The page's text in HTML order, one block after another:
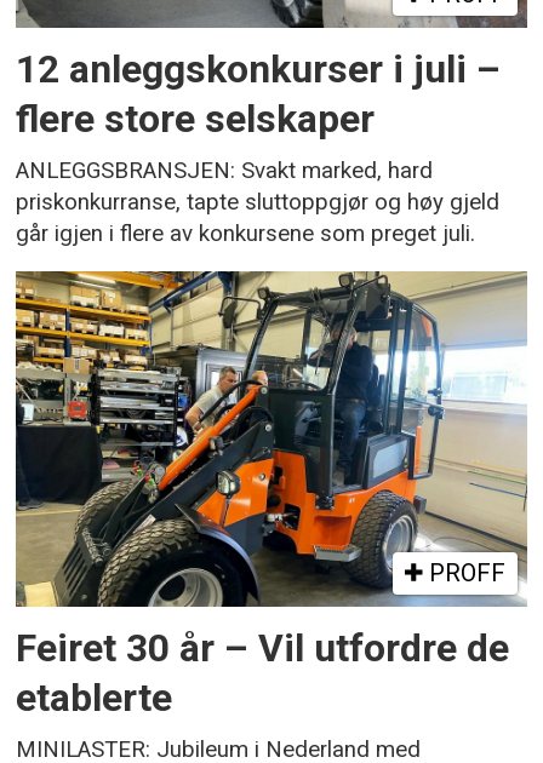
12 anleggskonkurser i juli –
flere store selskaper
ANLEGGSBRANSJEN: Svakt marked, hard
priskonkurranse, tapte sluttoppgjør og høy gjeld
går igjen i flere av konkursene som preget juli.
PROFF
Feiret 30 år – Vil utfordre de
etablerte
MINILASTER: Jubileum i Nederland med